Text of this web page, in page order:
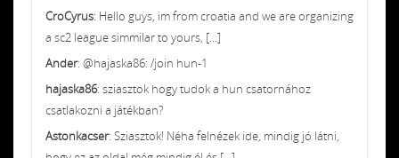
CroCyrus: Hello guys, im from croatia and we are organizing
a sc2 league simmilar to yours, [...]
Ander: @hajaska86: /join hun-1
hajaska86: sziasztok hogy tudok a hun csatornához
csatlakozni a játékban?
Astonkacser: Sziasztok! Néha felnézek ide, mindig jó látni,